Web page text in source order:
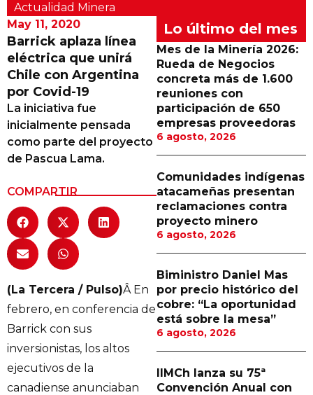
Minería Superficie
Minerí­a Subterránea
Proveedores
Canal Digital
Columnas de Opinión
Designaciones
Calendario de Eventos
Revistas Digital
Siguenos
Actualidad Minera
May 11, 2020
Barrick aplaza línea
eléctrica que unirá
Chile con Argentina
por Covid-19
La iniciativa fue
inicialmente pensada
como parte del proyecto
de Pascua Lama.
COMPARTIR
(La Tercera / Pulso)Â En
febrero, en conferencia de
Barrick con sus
inversionistas, los altos
ejecutivos de la
canadiense anunciaban
Lo último del mes
Mes de la Minería 2026:
Rueda de Negocios
concreta más de 1.600
reuniones con
participación de 650
empresas proveedoras
6 agosto, 2026
Comunidades indígenas
atacameñas presentan
reclamaciones contra
proyecto minero
6 agosto, 2026
Biministro Daniel Mas
por precio histórico del
cobre: “La oportunidad
está sobre la mesa”
6 agosto, 2026
IIMCh lanza su 75ª
Convención Anual con